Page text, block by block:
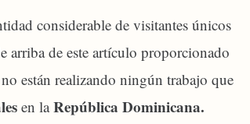
considerable de visitantes únicos
arriba de este artículo proporcionado
están realizando ningún trabajo que
en laRepública Dominicana.